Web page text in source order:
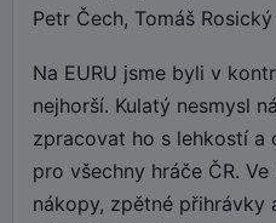
Petr Čech, Tomáš
Na EURU jsme byli v
nejhorší. Kulatý nesmysl
zpracovat ho s lehkostí a
pro všechny hráče ČR.
nákopy, zpětné přihrávky